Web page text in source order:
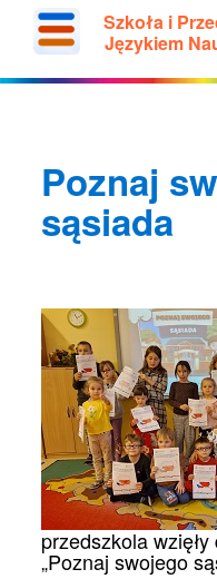
Szkoła i
Językiem
Poznaj
sąsiada
przedszkola
„Poznaj swojego